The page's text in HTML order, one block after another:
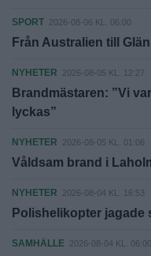
SPORT 2026-08-06 KL. 06:00
Från Australien till
NYHETER 2026-08-05 KL. 12:27
Brandmästaren: ”Vi
lyckas”
NYHETER 2026-08-05 KL. 01:06
Våldsam brand i
NYHETER 2026-08-04 KL. 16:53
Polishelikopter
SAMHÄLLE 2026-08-04 KL. 06:00